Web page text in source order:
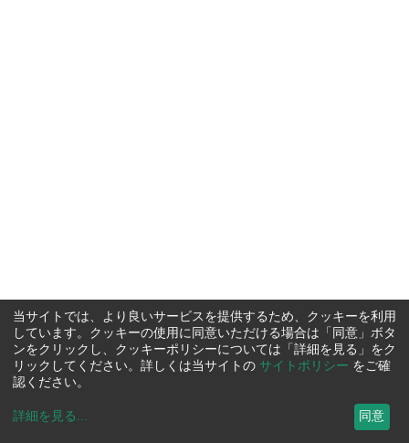
当サイトでは、より良いサービスを提供するため、クッキーを利用
しています。クッキーの使用に同意いただける場合は「同意」ボタ
ンをクリックし、クッキーポリシーについては「詳細を見る」をク
リックしてください。詳しくは当サイトの サイトポリシー をご確
認ください。
詳細を見る ... 同意